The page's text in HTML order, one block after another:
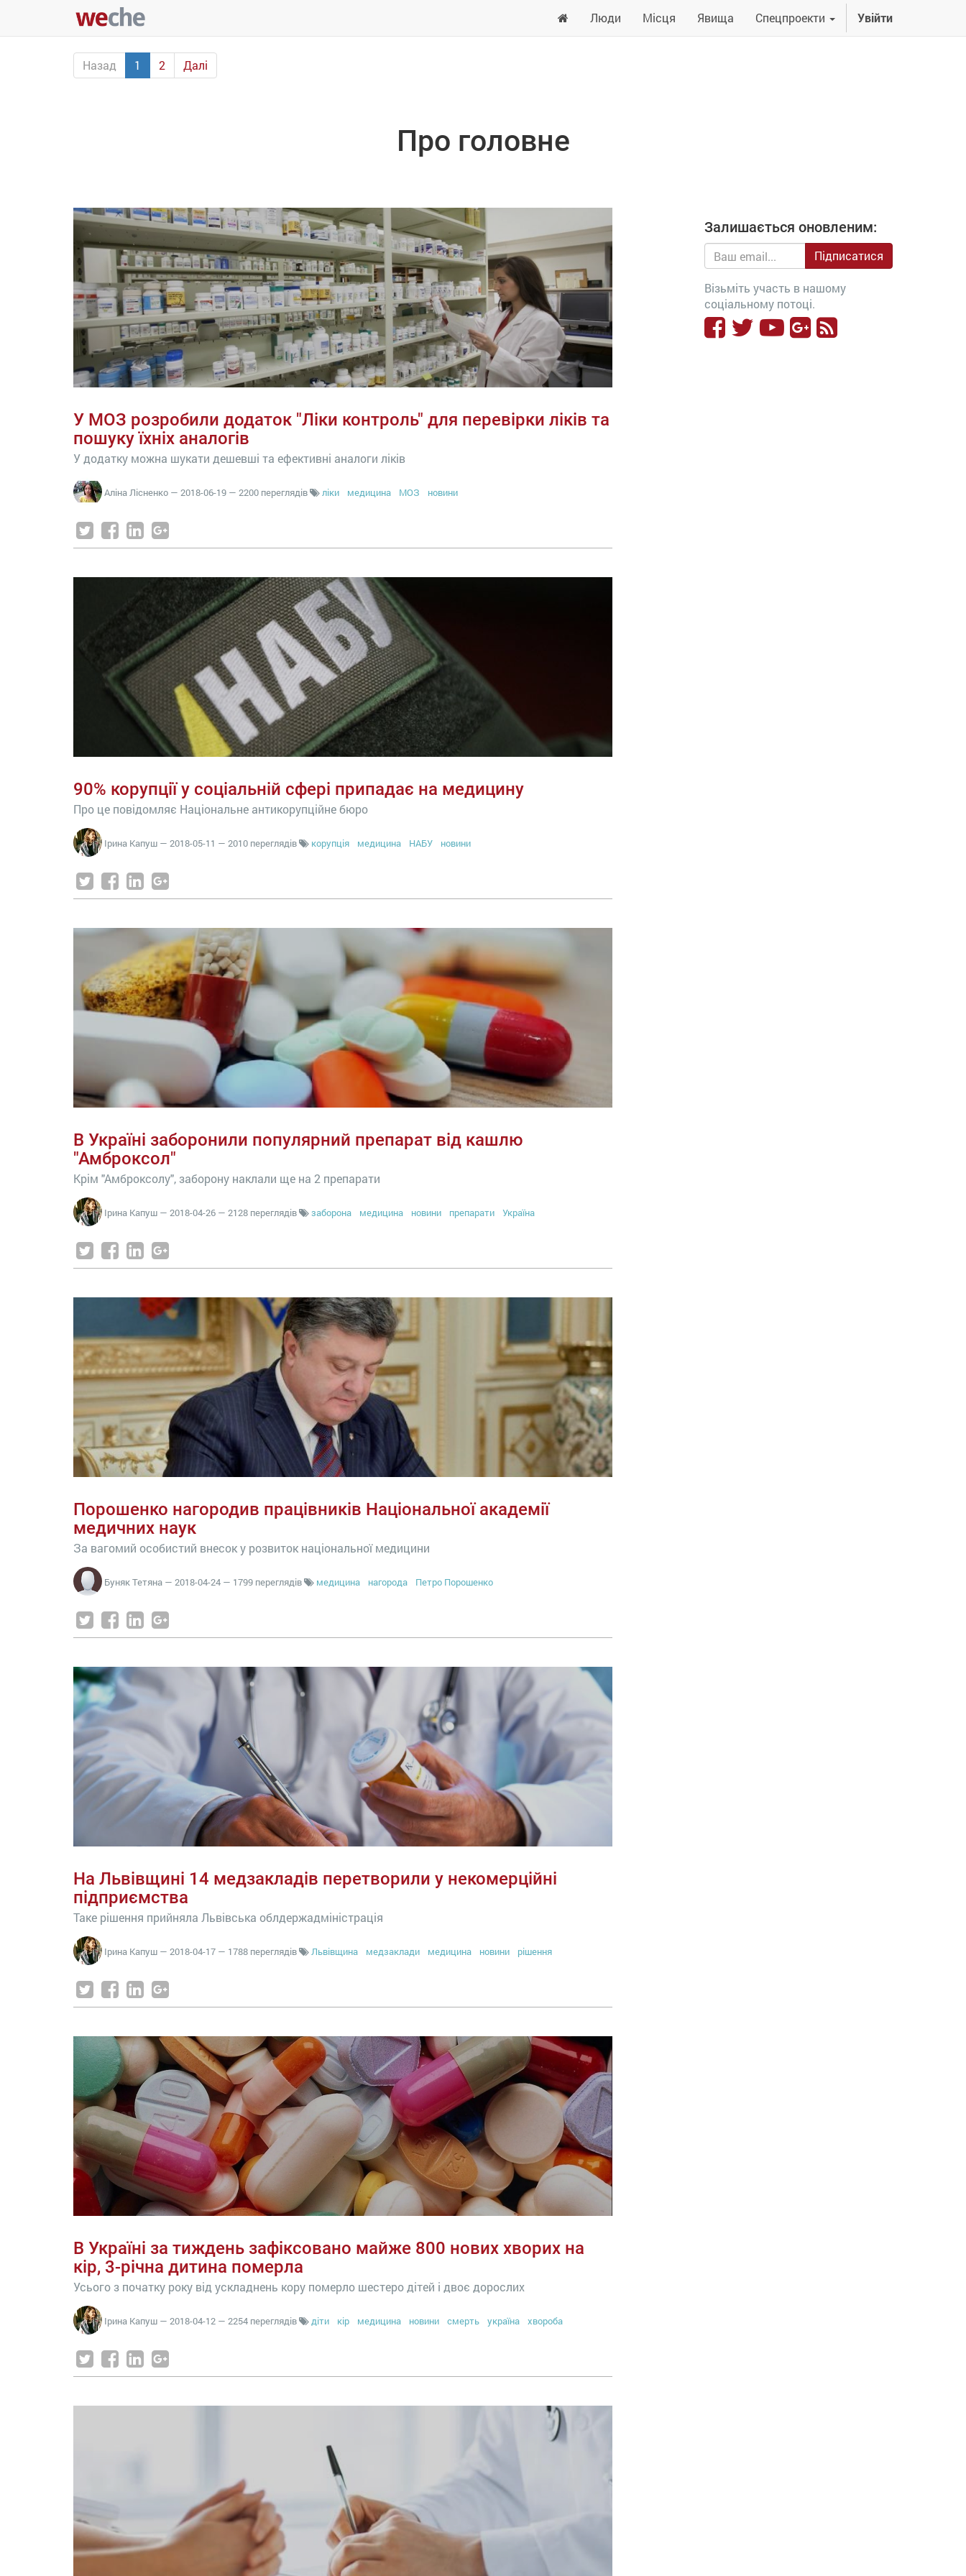
Люди Місця Явища Спецпроекти Увійти
Назад 1 2 Далі
Про головне
У МОЗ розробили додаток "Ліки контроль" для перевірки ліків та
пошуку їхніх аналогів
У додатку можна шукати дешевші та ефективні аналоги ліків
Аліна Лісненко — 2018-06-19 — 2200 переглядів ліки медицина МОЗ новини
90% корупції у соціальній сфері припадає на медицину
Про це повідомляє Національне антикорупційне бюро
Ірина Капуш — 2018-05-11 — 2010 переглядів корупція медицина НАБУ новини
В Україні заборонили популярний препарат від кашлю
"Амброксол"
Крім "Амброксолу", заборону наклали ще на 2 препарати
Ірина Капуш — 2018-04-26 — 2128 переглядів заборона медицина новини препарати Україна
Порошенко нагородив працівників Національної академії
медичних наук
За вагомий особистий внесок у розвиток національної медицини
Буняк Тетяна — 2018-04-24 — 1799 переглядів медицина нагорода Петро Порошенко
На Львівщині 14 медзакладів перетворили у некомерційні
підприємства
Таке рішення прийняла Львівська облдержадміністрація
Ірина Капуш — 2018-04-17 — 1788 переглядів Львівщина медзаклади медицина новини рішення
В Україні за тиждень зафіксовано майже 800 нових хворих на
кір, 3-річна дитина померла
Усього з початку року від ускладнень кору померло шестеро дітей і двоє дорослих
Ірина Капуш — 2018-04-12 — 2254 переглядів діти кір медицина новини смерть україна хвороба
Залишається оновленим:
Підписатися
Візьміть участь в нашому
соціальному потоці.